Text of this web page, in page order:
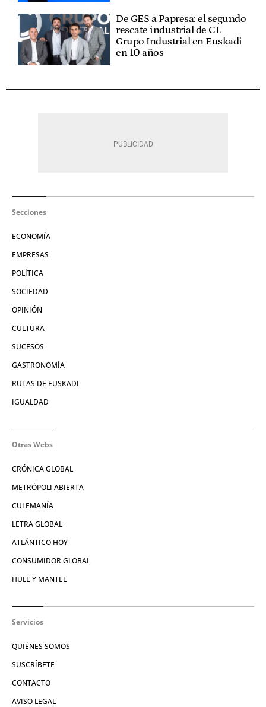
De GES a Papresa: el segundo
rescate industrial de CL
Grupo Industrial en Euskadi
en 10 años
Secciones
ECONOMÍA
EMPRESAS
POLÍTICA
SOCIEDAD
OPINIÓN
CULTURA
SUCESOS
GASTRONOMÍA
RUTAS DE EUSKADI
IGUALDAD
Otras Webs
CRÓNICA GLOBAL
METRÓPOLI ABIERTA
CULEMANÍA
LETRA GLOBAL
ATLÁNTICO HOY
CONSUMIDOR GLOBAL
HULE Y MANTEL
Servicios
QUIÉNES SOMOS
SUSCRÍBETE
CONTACTO
AVISO LEGAL